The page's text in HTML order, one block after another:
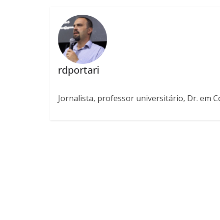
rdportari
Jornalista, professor universitário, Dr. em